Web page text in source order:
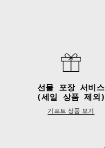
선물 포장 서비스
(세일 상품 제외)
기프트 상품 보기